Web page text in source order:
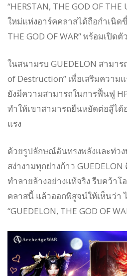
“HERSTAN, THE GOD OF
ใหม่แห่งอาร์คคลาสได้ถือกำเนิด
THE GOD OF WAR” พร้อมเปิด
ในสนามรบ GUEDELON สามา
of Destruction” เพื่อเสริมความ
ยังมีความสามารถในการฟื้นฟู
ทำให้เขาสามารถยืนหยัดต่อสู้ได้
แรง
ด้วยรูปลักษณ์อันทรงพลังและท่ว
สง่างามทุกย่างก้าว
ทำลายล้างอย่างแท้จริง รีบคว้าโ
คลาสนี้ แล้วออกพิสูจน์ให้เห็นว่า
“GUEDELON, THE GOD OF